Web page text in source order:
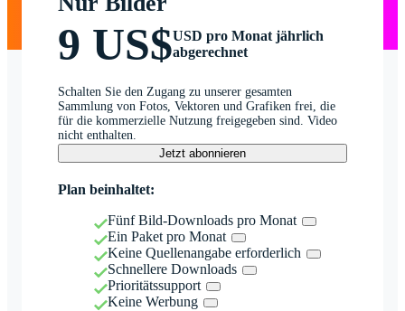
9 US$USD pro Monat jährlich
abgerechnet
Schalten Sie den Zugang zu unserer gesamten
Sammlung von Fotos, Vektoren und Grafiken frei, die
für die kommerzielle Nutzung freigegeben sind. Video
nicht enthalten.
Jetzt abonnieren
Plan beinhaltet:
Fünf Bild-Downloads pro Monat
Ein Paket pro Monat
Keine Quellenangabe erforderlich
Schnellere Downloads
Prioritätssupport
Keine Werbung